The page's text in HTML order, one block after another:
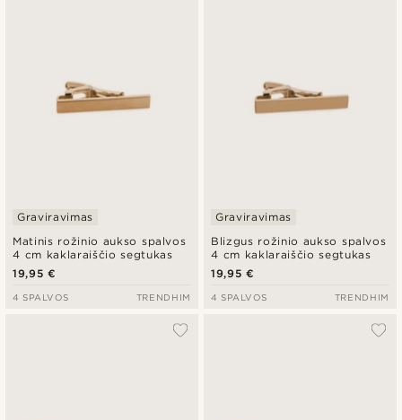
Matinis rožinio aukso spalvos
4 cm kaklaraiščio segtukas
Graviravimas
19,95 €
4 SPALVOS TRENDHIM
Blizgus rožinio aukso spalvos
4 cm kaklaraiščio segtukas
Graviravimas
19,95 €
4 SPALVOS TRENDHIM